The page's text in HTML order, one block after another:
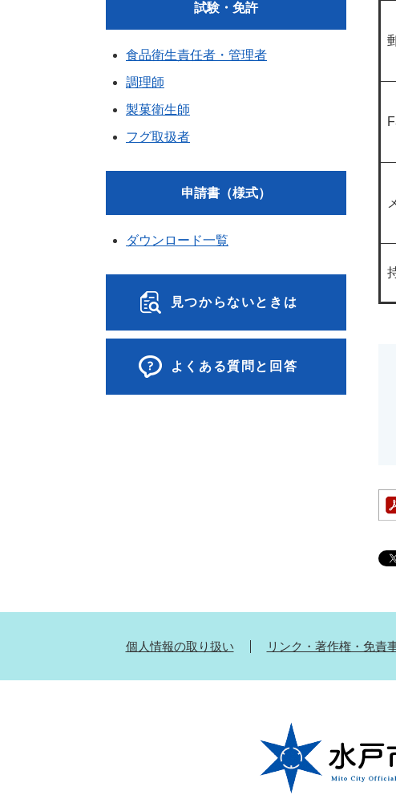
試験・免許
食品衛生責任者・管理者
調理師
製菓衛生師
フグ取扱者
申請書（様式）
ダウンロード一覧
見つからないときは
よくある質問と回答
個人情報の取り扱い リンク・著作権・免責